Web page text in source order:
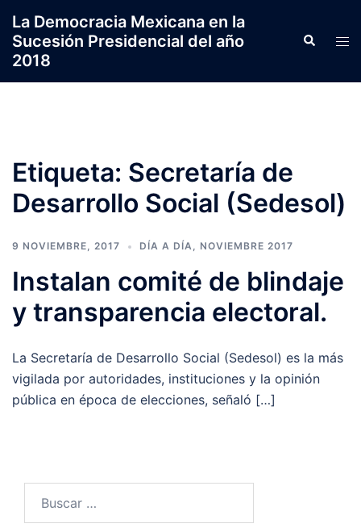
contenido
La Democracia Mexicana en la
Sucesión Presidencial del año
2018
Search
Etiqueta: Secretaría de
Desarrollo Social (Sedesol)
9 NOVIEMBRE, 2017 DÍA A DÍA, NOVIEMBRE 2017
Instalan comité de blindaje
y transparencia electoral.
La Secretaría de Desarrollo Social (Sedesol) es la más
vigilada por autoridades, instituciones y la opinión
pública en época de elecciones, señaló […]